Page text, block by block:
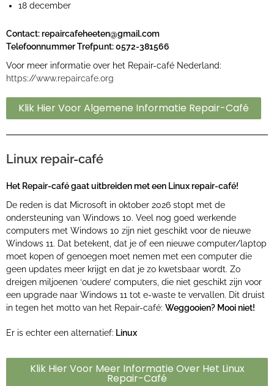
18 december
Contact: repaircafeheeten@gmail.com
Telefoonnummer Trefpunt: 0572-381566
Voor meer informatie over het Repair-café Nederland:
https://www.repaircafe.org
Klik Hier Voor Algemene Informatie Repair-Café
Linux repair-café
Het Repair-café gaat uitbreiden met een Linux repair-café!
De reden is dat Microsoft in oktober 2026 stopt met de
ondersteuning van Windows 10. Veel nog goed werkende
computers met Windows 10 zijn niet geschikt voor de nieuwe
Windows 11. Dat betekent, dat je of een nieuwe computer/laptop
moet kopen of genoegen moet nemen met een computer die
geen updates meer krijgt en dat je zo kwetsbaar wordt. Zo
dreigen miljoenen ‘oudere’ computers, die niet geschikt zijn voor
een upgrade naar Windows 11 tot e-waste te vervallen. Dit druist
in tegen het motto van het Repair-café: Weggooien? Mooi niet!
Er is echter een alternatief: Linux
Klik Hier Voor Meer Informatie Over Het Linux
Repair-Café